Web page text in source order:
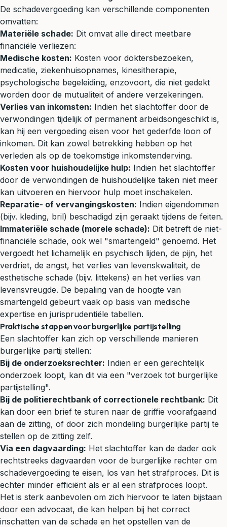
De schadevergoeding kan verschillende componenten
omvatten:
Materiële schade: Dit omvat alle direct meetbare
financiële verliezen:
Medische kosten: Kosten voor doktersbezoeken,
medicatie, ziekenhuisopnames, kinesitherapie,
psychologische begeleiding, enzovoort, die niet gedekt
worden door de mutualiteit of andere verzekeringen.
Verlies van inkomsten: Indien het slachtoffer door de
verwondingen tijdelijk of permanent arbeidsongeschikt is,
kan hij een vergoeding eisen voor het gederfde loon of
inkomen. Dit kan zowel betrekking hebben op het
verleden als op de toekomstige inkomstenderving.
Kosten voor huishoudelijke hulp: Indien het slachtoffer
door de verwondingen de huishoudelijke taken niet meer
kan uitvoeren en hiervoor hulp moet inschakelen.
Reparatie- of vervangingskosten: Indien eigendommen
(bijv. kleding, bril) beschadigd zijn geraakt tijdens de feiten.
Immateriële schade (morele schade): Dit betreft de niet-
financiële schade, ook wel "smartengeld" genoemd. Het
vergoedt het lichamelijk en psychisch lijden, de pijn, het
verdriet, de angst, het verlies van levenskwaliteit, de
esthetische schade (bijv. littekens) en het verlies van
levensvreugde. De bepaling van de hoogte van
smartengeld gebeurt vaak op basis van medische
expertise en jurisprudentiële tabellen.
Praktische stappen voor burgerlijke partijstelling
Een slachtoffer kan zich op verschillende manieren
burgerlijke partij stellen:
Bij de onderzoeksrechter: Indien er een gerechtelijk
onderzoek loopt, kan dit via een "verzoek tot burgerlijke
partijstelling".
Bij de politierechtbank of correctionele rechtbank: Dit
kan door een brief te sturen naar de griffie voorafgaand
aan de zitting, of door zich mondeling burgerlijke partij te
stellen op de zitting zelf.
Via een dagvaarding: Het slachtoffer kan de dader ook
rechtstreeks dagvaarden voor de burgerlijke rechter om
schadevergoeding te eisen, los van het strafproces. Dit is
echter minder efficiënt als er al een strafproces loopt.
Het is sterk aanbevolen om zich hiervoor te laten bijstaan
door een advocaat, die kan helpen bij het correct
inschatten van de schade en het opstellen van de